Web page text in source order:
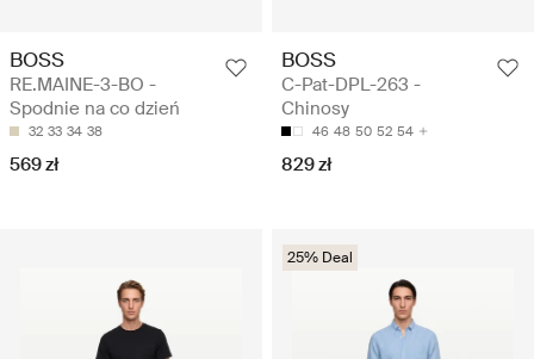
BOSS
RE.MAINE-3-BO -
Spodnie na co dzień
32 33 34 38
569 zł
BOSS
C-Pat-DPL-263 -
Chinosy
46 48 50 52 54
829 zł
25% Deal